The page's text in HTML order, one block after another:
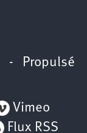
- Propulsé
Vimeo
Flux RSS